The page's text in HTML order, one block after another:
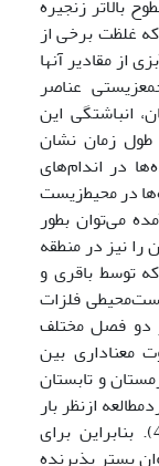
غلظت برخی از
از مقادیر آنها
عناصر
انباشتگی این
طول زمان نشان
در اندام‌های
در محیط‌زیست
می‌توان بطور
نیز در منطقه
مطالعه­ای که توسط باقری و
زیست‌محیطی فلزات
دو فصل مختلف
معناداری بین
و تابستان
ازنظر بار
آلودگی فلزات، غیرآلوده گزارش شدند (4). بنابراین برای
بستر پذیرنده